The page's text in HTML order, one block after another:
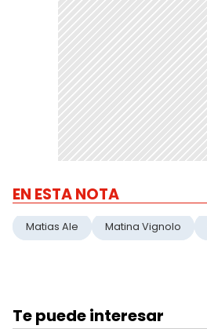
EN ESTA NOTA
Matias Ale Matina Vignolo